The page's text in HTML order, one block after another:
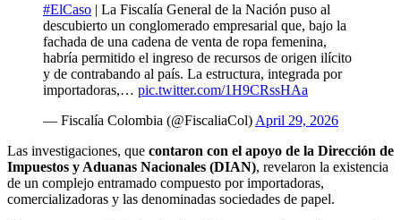
#ElCaso | La Fiscalía General de la Nación puso al
descubierto un conglomerado empresarial que, bajo la
fachada de una cadena de venta de ropa femenina,
habría permitido el ingreso de recursos de origen ilícito
y de contrabando al país. La estructura, integrada por
importadoras,… pic.twitter.com/1H9CRssHAa
— Fiscalía Colombia (@FiscaliaCol) April 29, 2026
Las investigaciones, que contaron con el apoyo de la Dirección de
Impuestos y Aduanas Nacionales (DIAN), revelaron la existencia
de un complejo entramado compuesto por importadoras,
comercializadoras y las denominadas sociedades de papel.